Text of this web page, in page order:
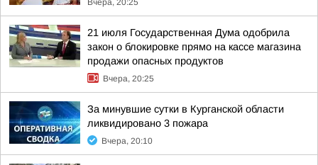
Вчера, 20:25
21 июля Государственная Дума одобрила
закон о блокировке прямо на кассе магазина
продажи опасных продуктов
Вчера, 20:25
За минувшие сутки в Курганской области
ликвидировано 3 пожара
Вчера, 20:10